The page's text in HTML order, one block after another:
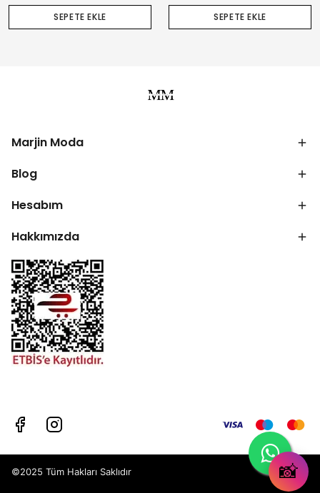
SEPETE EKLE SEPETE EKLE
Marjin Moda
Blog
Hesabım
Hakkımızda
©2025 Tüm Hakları Saklıdır 📸